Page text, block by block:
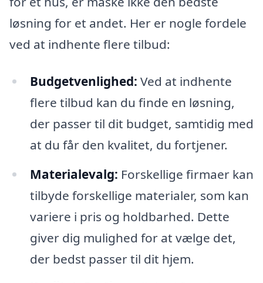
løsning for et andet. Her er nogle fordele
ved at indhente flere tilbud:
Budgetvenlighed: Ved at indhente
flere tilbud kan du finde en løsning,
der passer til dit budget, samtidig med
at du får den kvalitet, du fortjener.
Materialevalg: Forskellige firmaer kan
tilbyde forskellige materialer, som kan
variere i pris og holdbarhed. Dette
giver dig mulighed for at vælge det,
der bedst passer til dit hjem.